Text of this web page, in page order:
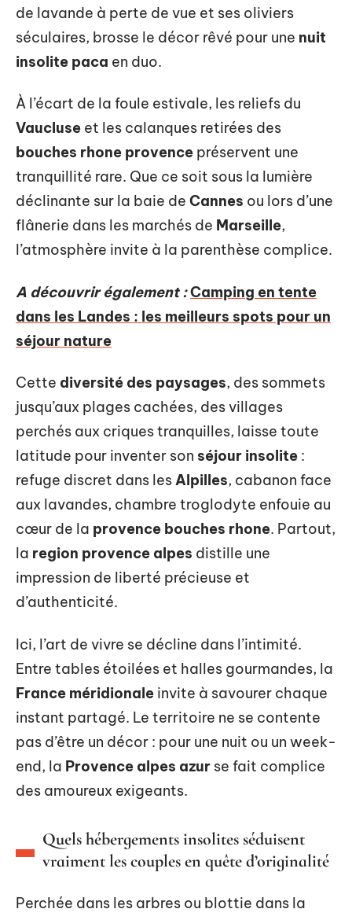
de lavande à perte de vue et ses oliviers
séculaires, brosse le décor rêvé pour une nuit
insolite paca en duo.
À l’écart de la foule estivale, les reliefs du
Vaucluse et les calanques retirées des
bouches rhone provence préservent une
tranquillité rare. Que ce soit sous la lumière
déclinante sur la baie de Cannes ou lors d’une
flânerie dans les marchés de Marseille,
l’atmosphère invite à la parenthèse complice.
A découvrir également :Camping en tente
dans les Landes : les meilleurs spots pour un
séjour nature
Cette diversité des paysages, des sommets
jusqu’aux plages cachées, des villages
perchés aux criques tranquilles, laisse toute
latitude pour inventer son séjour insolite :
refuge discret dans lesAlpilles, cabanon face
aux lavandes, chambre troglodyte enfouie au
cœur de la provence bouches rhone. Partout,
la region provence alpes distille une
impression de liberté précieuse et
d’authenticité.
Ici, l’art de vivre se décline dans l’intimité.
Entre tables étoilées et halles gourmandes, la
France méridionale invite à savourer chaque
instant partagé. Le territoire ne se contente
pas d’être un décor : pour une nuit ou un week-
end, la Provence alpes azur se fait complice
des amoureux exigeants.
Quels hébergements insolites séduisent
vraiment les couples en quête d’originalité
Perchée dans les arbres ou blottie dans la